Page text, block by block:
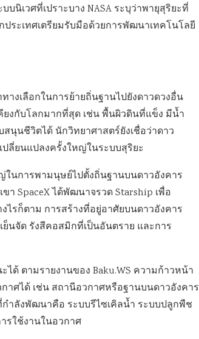
นิเวศที่เปราะบาง NASA ระบุว่าพายุสุริยะที่
ระเทศเตรียมรับมือด้วยการพัฒนาเทคโนโลยี
งเลือกในการย้ายถิ่นฐานไปยังดาวดวงอื่น
ยงกับโลกมากที่สุด เช่น พื้นผิวดินที่แข็ง มีน้ำ
นุนชีวิตได้ นักวิทยาศาสตร์ยังเชื่อว่าดาว
ลี่ยนแปลงครั้งใหญ่ในระบบสุริยะ
ในการพามนุษย์ไปตั้งถิ่นฐานบนดาวอังคาร
SpaceX ได้พัฒนาจรวด Starship เพื่อ
รก็ตาม การสร้างที่อยู่อาศัยบนดาวอังคาร
นจัด รังสีคอสมิกที่เป็นอันตราย และการ
ด้ ตามรายงานของ Baku.WS ความก้าวหน้า
ศได้ เช่น สถานีอวกาศหรือฐานบนดาวอังคาร
ำลังพัฒนาคือ ระบบรีไซเคิลน้ำ ระบบปลูกพืช
รใช้งานในอวกาศ